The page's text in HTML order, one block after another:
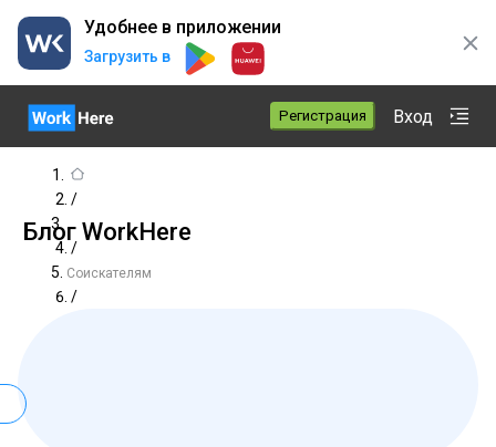
Удобнее в приложении
Загрузить в
Регистрация Вход
/
/
Соискателям
/
Блог WorkHere